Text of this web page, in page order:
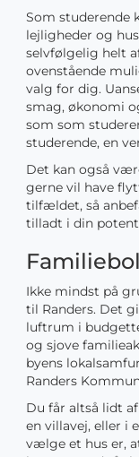
Som studerende
lejligheder og
selvfølgelig helt
ovenstående
valg for dig.
smag, økonomi
som som
studerende, en
Det kan også
gerne vil have
tilfældet, så
tilladt i din
Ikke mindst på
til Randers. Det
luftrum i
og sjove
byens
Randers
Du får altså lidt
en villavej, eller i
vælge et hus er,